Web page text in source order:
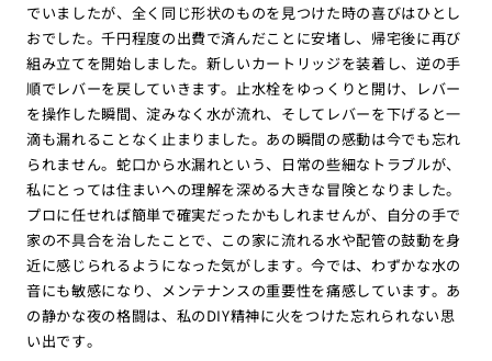
でいましたが、全く同じ形状のものを見つけた時の喜びはひとし
おでした。千円程度の出費で済んだことに安堵し、帰宅後に再び
組み立てを開始しました。新しいカートリッジを装着し、逆の手
順でレバーを戻していきます。止水栓をゆっくりと開け、レバー
を操作した瞬間、淀みなく水が流れ、そしてレバーを下げると一
滴も漏れることなく止まりました。あの瞬間の感動は今でも忘れ
られません。蛇口から水漏れという、日常の些細なトラブルが、
私にとっては住まいへの理解を深める大きな冒険となりました。
プロに任せれば簡単で確実だったかもしれませんが、自分の手で
家の不具合を治したことで、この家に流れる水や配管の鼓動を身
近に感じられるようになった気がします。今では、わずかな水の
音にも敏感になり、メンテナンスの重要性を痛感しています。あ
の静かな夜の格闘は、私のDIY精神に火をつけた忘れられない思
い出です。